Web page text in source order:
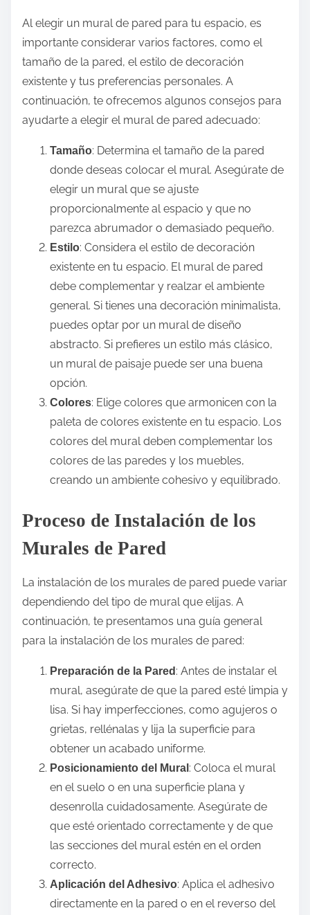
Al elegir un mural de pared para tu espacio, es
importante considerar varios factores, como el
tamaño de la pared, el estilo de decoración
existente y tus preferencias personales. A
continuación, te ofrecemos algunos consejos para
ayudarte a elegir el mural de pared adecuado:
Tamaño: Determina el tamaño de la pared
donde deseas colocar el mural. Asegúrate de
elegir un mural que se ajuste
proporcionalmente al espacio y que no
parezca abrumador o demasiado pequeño.
Estilo: Considera el estilo de decoración
existente en tu espacio. El mural de pared
debe complementar y realzar el ambiente
general. Si tienes una decoración minimalista,
puedes optar por un mural de diseño
abstracto. Si prefieres un estilo más clásico,
un mural de paisaje puede ser una buena
opción.
Colores: Elige colores que armonicen con la
paleta de colores existente en tu espacio. Los
colores del mural deben complementar los
colores de las paredes y los muebles,
creando un ambiente cohesivo y equilibrado.
Proceso de Instalación de los
Murales de Pared
La instalación de los murales de pared puede variar
dependiendo del tipo de mural que elijas. A
continuación, te presentamos una guía general
para la instalación de los murales de pared:
Preparación de la Pared : Antes de instalar el
mural, asegúrate de que la pared esté limpia y
lisa. Si hay imperfecciones, como agujeros o
grietas, rellénalas y lija la superficie para
obtener un acabado uniforme.
Posicionamiento del Mural : Coloca el mural
en el suelo o en una superficie plana y
desenrolla cuidadosamente. Asegúrate de
que esté orientado correctamente y de que
las secciones del mural estén en el orden
correcto.
Aplicación del Adhesivo: Aplica el adhesivo
directamente en la pared o en el reverso del